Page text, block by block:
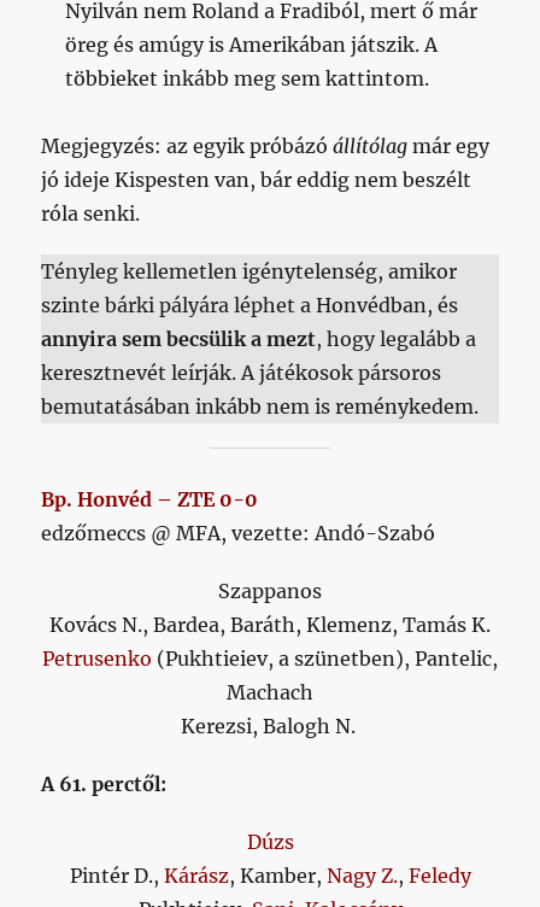
Nyilván nem Roland a Fradiból, mert ő már
öreg és amúgy is Amerikában játszik. A
többieket inkább meg sem kattintom.
Megjegyzés: az egyik próbázóállítólag már egy
jó ideje Kispesten van, bár eddig nem beszélt
róla senki.
Tényleg kellemetlen igénytelenség, amikor
szinte bárki pályára léphet a Honvédban, és
annyira sem becsülik a mezt, hogy legalább a
keresztnevét leírják. A játékosok pársoros
bemutatásában inkább nem is reménykedem.
Bp. Honvéd – ZTE 0-0
edzőmeccs @ MFA, vezette: Andó-Szabó
Szappanos
Kovács N., Bardea, Baráth, Klemenz, Tamás K.
Petrusenko (Pukhtieiev, a szünetben), Pantelic,
Machach
Kerezsi, Balogh N.
A 61. perctől:
Dúzs
Pintér D., Kárász, Kamber, Nagy Z., Feledy